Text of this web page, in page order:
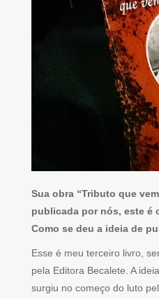
Sua obra “Tributo que
publicada por nós, este é
Como se deu a ideia de
Esse é meu terceiro livro,
pela Editora Becalete. A
surgiu no começo do luto